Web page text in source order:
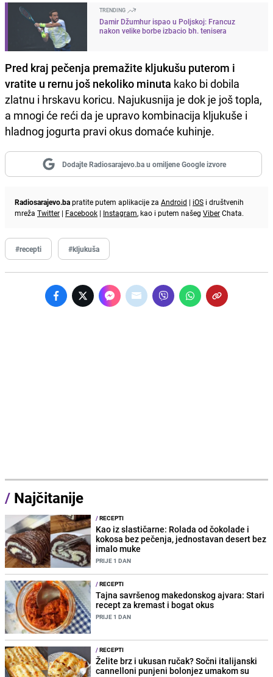
TRENDING
Damir Džumhur ispao u Poljskoj: Francuz
nakon velike borbe izbacio bh. tenisera
Pred kraj pečenja premažite kljukušu puterom i
vratite u rernu još nekoliko minuta kako bi dobila
zlatnu i hrskavu koricu. Najukusnija je dok je još topla,
a mnogi će reći da je upravo kombinacija kljukuše i
hladnog jogurta pravi okus domaće kuhinje.
Dodajte Radiosarajevo.ba u omiljene Google izvore
Radiosarajevo.bapratite putem aplikacije za Android | iOS i društvenih
mreža Twitter | Facebook | Instagram, kao i putem našeg ViberChata.
#recepti #kljukuša
/ Najčitanije
/RECEPTI
Kao iz slastičarne: Rolada od čokolade i
kokosa bez pečenja, jednostavan desert bez
imalo muke
PRIJE 1 DAN
/RECEPTI
Tajna savršenog makedonskog ajvara: Stari
recept za kremast i bogat okus
PRIJE 1 DAN
/RECEPTI
Želite brz i ukusan ručak? Sočni italijanski
cannelloni punjeni bolonjez umakom su